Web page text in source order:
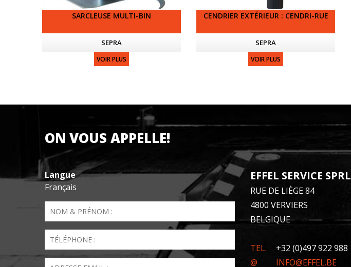
SARCLEUSE MULTI-BIN
SEPRA
VOIR PLUS
CENDRIER EXTÉRIEUR : CENDRI-RUE
SEPRA
VOIR PLUS
ON VOUS APPELLE!
Langue
Français
Nom & Prénom *
Téléphone*
Email*
EFFEL SERVICE SPRL
RUE DE LIÈGE 84
4800 VERVIERS
BELGIQUE
TEL.
+32 (0)497 922 988
@
INFO@EFFEL.BE